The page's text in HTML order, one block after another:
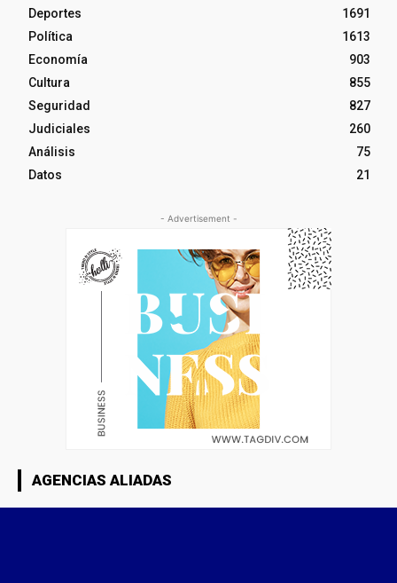
Deportes
1691
Política
1613
Economía
903
Cultura
855
Seguridad
827
Judiciales
260
Análisis
75
Datos
21
- Advertisement -
AGENCIAS ALIADAS